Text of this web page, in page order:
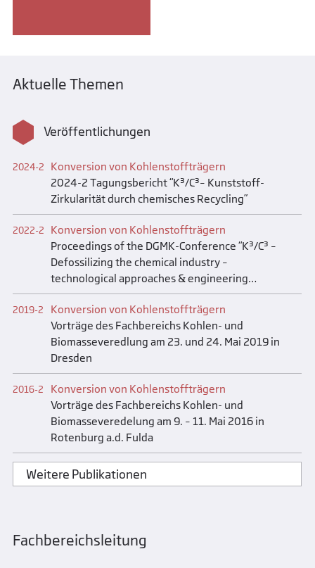
Aktuelle Themen
Veröffentlichungen
2024-2
Konversion von Kohlenstoffträgern
2024-2 Tagungsbericht “K³/C³– Kunststoff-
Zirkularität durch chemisches Recycling”
2022-2
Konversion von Kohlenstoffträgern
Proceedings of the DGMK-Conference “K³/C³ –
Defossilizing the chemical industry –
technological approaches & engineering
concepts”, June 23-24, 2022 in Dresden
2019-2
Konversion von Kohlenstoffträgern
Vorträge des Fachbereichs Kohlen- und
Biomasseveredlung am 23. und 24. Mai 2019 in
Dresden
2016-2
Konversion von Kohlenstoffträgern
Vorträge des Fachbereichs Kohlen- und
Biomasseveredelung am 9. – 11. Mai 2016 in
Rotenburg a.d. Fulda
Weitere Publikationen
Fachbereichsleitung